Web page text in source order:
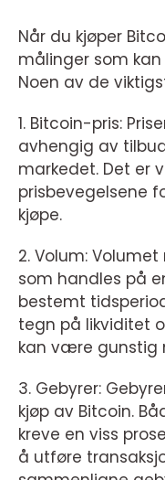
Når du kjøper
målinger som
Noen av de
1. Bitcoin-pris:
avhengig av
markedet. Det er
prisbevegelsene
kjøpe.
2. Volum:
som handles på
bestemt
tegn på likviditet
kan være gunstig
3. Gebyrer:
kjøp av Bitcoin.
kreve en viss
å utføre